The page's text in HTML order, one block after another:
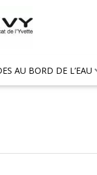
AU BORD DE L’EAU